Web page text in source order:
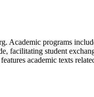
programs
student
academic texts